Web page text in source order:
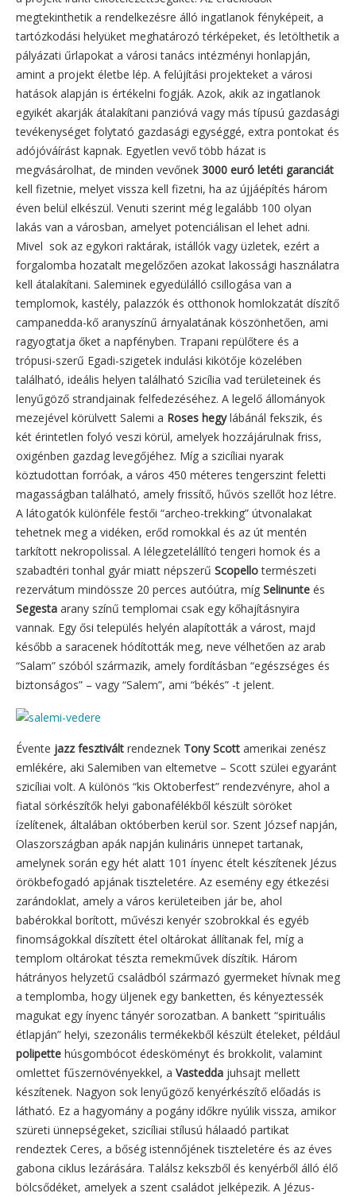
megtekinthetik a rendelkezésre álló ingatlanok fényképeit, a
tartózkodási helyüket meghatározó térképeket, és letölthetik a
pályázati űrlapokat a városi tanács intézményi honlapján,
amint a projekt életbe lép. A felújítási projekteket a városi
hatások alapján is értékelni fogják. Azok, akik az ingatlanok
egyikét akarják átalakítani panzióvá vagy más típusú gazdasági
tevékenységet folytató gazdasági egységgé, extra pontokat és
adójóváírást kapnak. Egyetlen vevő több házat is
megvásárolhat, de minden vevőnek 3000 euró letéti garanciát
kell fizetnie, melyet vissza kell fizetni, ha az újjáépítés három
éven belül elkészül. Venuti szerint még legalább 100 olyan
lakás van a városban, amelyet potenciálisan el lehet adni.
Mivel sok az egykori raktárak, istállók vagy üzletek, ezért a
forgalomba hozatalt megelőzően azokat lakossági használatra
kell átalakítani. Saleminek egyedülálló csillogása van a
templomok, kastély, palazzók és otthonok homlokzatát díszítő
campanedda-kő aranyszínű árnyalatának köszönhetően, ami
ragyogtatja őket a napfényben. Trapani repülőtere és a
trópusi-szerű Egadi-szigetek indulási kikötője közelében
található, ideális helyen található Szicília vad területeinek és
lenyűgöző strandjainak felfedezéséhez. A legelő állományok
mezejével körülvett Salemi a Roses hegylábánál fekszik, és
két érintetlen folyó veszi körül, amelyek hozzájárulnak friss,
oxigénben gazdag levegőjéhez. Míg a szicíliai nyarak
köztudottan forróak, a város 450 méteres tengerszint feletti
magasságban található, amely frissítő, hűvös szellőt hoz létre.
A látogatók különféle festői “archeo-trekking” útvonalakat
tehetnek meg a vidéken, erőd romokkal és az út mentén
tarkított nekropolissal. A lélegzetelállító tengeri homok és a
szabadtéri tonhal gyár miatt népszerű Scopellotermészeti
rezervátum mindössze 20 perces autóútra, míg Selinunte és
Segesta arany színű templomai csak egy kőhajításnyira
vannak. Egy ősi település helyén alapították a várost, majd
később a saracenek hódították meg, neve vélhetően az arab
“Salam” szóból származik, amely fordításban “egészséges és
biztonságos” – vagy “Salem”, ami “békés” -t jelent.
Évente jazz fesztivált rendeznek Tony Scott amerikai zenész
emlékére, aki Salemiben van eltemetve – Scott szülei egyaránt
szicíliai volt. A különös “kis Oktoberfest” rendezvényre, ahol a
fiatal sörkészítők helyi gabonafélékből készült söröket
ízelítenek, általában októberben kerül sor. Szent József napján,
Olaszországban apák napján kulináris ünnepet tartanak,
amelynek során egy hét alatt 101 ínyenc ételt készítenek Jézus
örökbefogadó apjának tiszteletére. Az esemény egy étkezési
zarándoklat, amely a város kerületeiben jár be, ahol
babérokkal borított, művészi kenyér szobrokkal és egyéb
finomságokkal díszített étel oltárokat állítanak fel, míg a
templom oltárokat tészta remekművek díszítik. Három
hátrányos helyzetű családból származó gyermeket hívnak meg
a templomba, hogy üljenek egy banketten, és kényeztessék
magukat egy ínyenc tányér sorozatban. A bankett “spirituális
étlapján” helyi, szezonális termékekből készült ételeket, például
polipette húsgombócot édesköményt és brokkolit, valamint
omlettet fűszernövényekkel, a Vastedda juhsajt mellett
készítenek. Nagyon sok lenyűgöző kenyérkészítő előadás is
látható. Ez a hagyomány a pogány időkre nyúlik vissza, amikor
szüreti ünnepségeket, szicíliai stílusú hálaadó partikat
rendeztek Ceres, a bőség istennőjének tiszteletére és az éves
gabona ciklus lezárására. Találsz kekszből és kenyérből álló élő
bölcsődéket, amelyek a szent családot jelképezik. A Jézus-